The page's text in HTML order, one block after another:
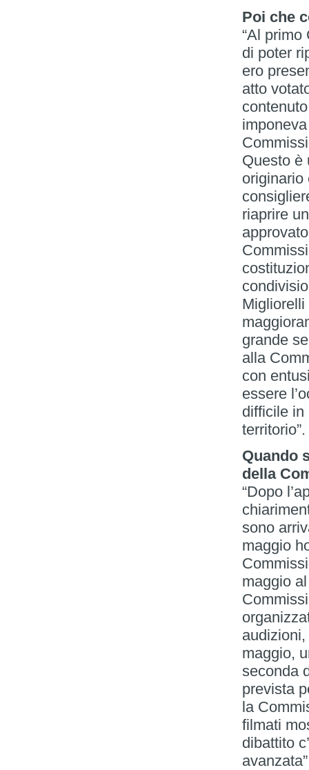
Poi che
“Al
di poter
ero
atto
Questo è
originario
riaprire
grande
alla
con
essere
difficile in
territorio”.
Quando
della
“Dopo
sono
maggio
maggio
maggio,
seconda
prevista
la
filmati
dibattito